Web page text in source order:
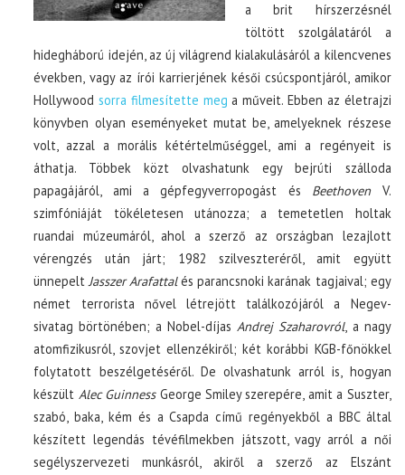
a brit hírszerzésnél
töltött szolgálatáról a
hidegháború idején, az új világrend kialakulásáról a kilencvenes
években, vagy az írói karrierjének késői csúcspontjáról, amikor
Hollywoodsorra filmesítette meg a műveit. Ebben az életrajzi
könyvben olyan eseményeket mutat be, amelyeknek részese
volt, azzal a morális kétértelműséggel, ami a regényeit is
áthatja. Többek közt olvashatunk egy bejrúti szálloda
papagájáról, ami a gépfegyverropogást és BeethovenV.
szimfóniáját tökéletesen utánozza; a temetetlen holtak
ruandai múzeumáról, ahol a szerző az országban lezajlott
vérengzés után járt; 1982 szilveszteréről, amit együtt
ünnepeltJasszer Arafattalés parancsnoki karának tagjaival; egy
német terrorista nővel létrejött találkozójáról a Negev-
sivatag börtönében; a Nobel-díjasAndrej Szaharovról, a nagy
atomfizikusról, szovjet ellenzékiről; két korábbi KGB-főnökkel
folytatott beszélgetéséről. De olvashatunk arról is, hogyan
készült Alec GuinnessGeorge Smiley szerepére, amit a Suszter,
szabó, baka, kém és a Csapda című regényekből a BBC által
készített legendás tévéfilmekben játszott, vagy arról a női
segélyszervezeti munkásról, akiről a szerző az Elszánt